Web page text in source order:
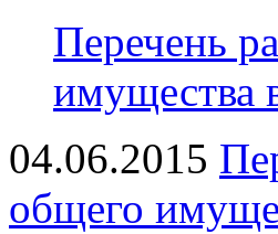
Перечень
04.06.2015
общего